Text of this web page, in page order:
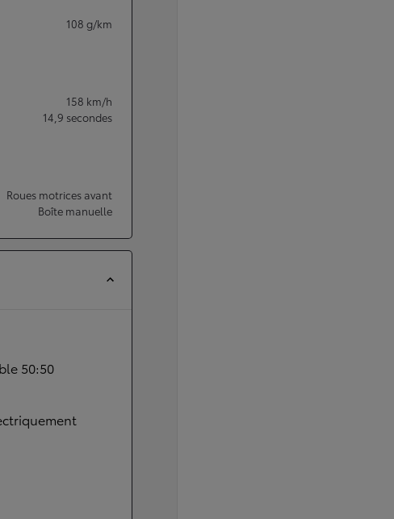
108 g/km
158 km/h
14,9 secondes
Roues motrices avant
Boîte manuelle
50:50